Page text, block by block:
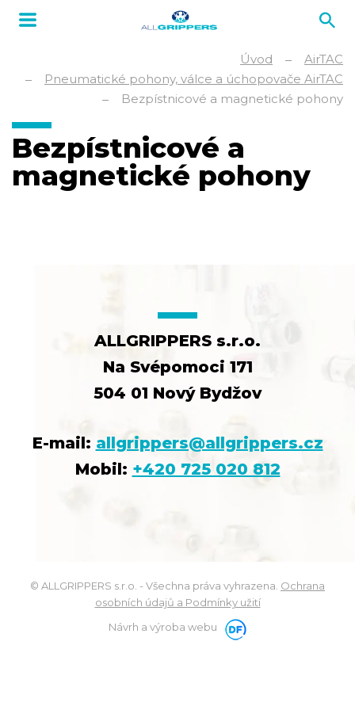
Úvod
AirTAC
Pneumatické pohony, válce a úchopovače AirTAC
Bezpístnicové a magnetické pohony
Bezpístnicové a
magnetické pohony
ALLGRIPPERS s.r.o.
Na Svépomoci 171
504 01 Nový Bydžov
E-mail: allgrippers@allgrippers.cz
Mobil: +420 725 020 812
© ALLGRIPPERS s.r.o. - Všechna práva vyhrazena. Ochrana
osobních údajů a Podmínky užití
Návrh a výroba webu